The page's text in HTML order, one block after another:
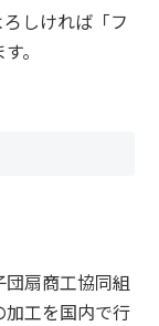
しければ「フ
。
団扇商工協同組
工を国内で行